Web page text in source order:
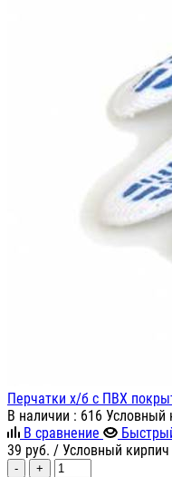
Перчатки х/б с ПВХ
В наличии : 616 Условный
В сравнение
39 руб. / Условный кирпич
- +